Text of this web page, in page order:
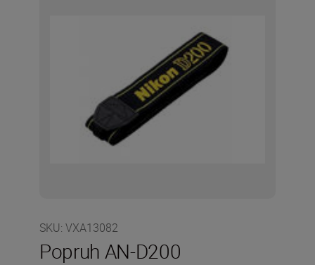
SKU: VXA13082
Popruh AN-D200